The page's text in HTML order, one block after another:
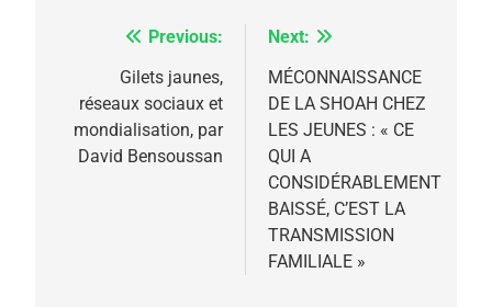
Navigation
l’article
Previous:
Gilets jaunes,
réseaux sociaux et
mondialisation, par
David Bensoussan
Next:
MÉCONNAISSANCE
DE LA SHOAH CHEZ
LES JEUNES : « CE
QUI A
CONSIDÉRABLEMENT
BAISSÉ, C’EST LA
TRANSMISSION
FAMILIALE »
POURQUOI JE REVENDIQUE
MA JUDAÏTE par Thérèse
Zrihen-Dvir
JUDAISME
CE QUI NOUS MANQUE –
Jacques Hadida